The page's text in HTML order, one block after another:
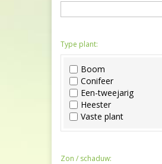
Type plant:
Boom
Conifeer
Een-tweejarig
Heester
Vaste plant
Zon / schaduw: